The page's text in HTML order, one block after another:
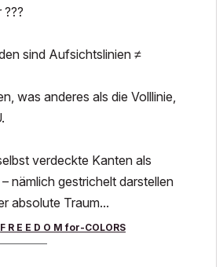
sind Aufsichtslinien ≠
was anderes als die Volllinie,
verdeckte Kanten als
nämlich gestrichelt darstellen
absolute Traum...
F R E E D O M for-COLORS